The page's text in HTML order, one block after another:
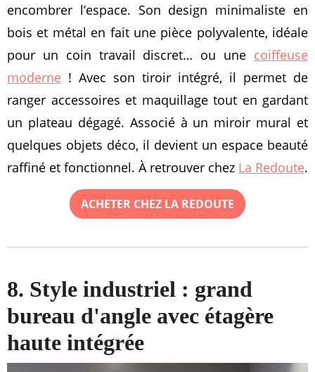
encombrer l’espace. Son design minimaliste en
bois et métal en fait une pièce polyvalente, idéale
pour un coin travail discret… ou une coiffeuse
moderne ! Avec son tiroir intégré, il permet de
ranger accessoires et maquillage tout en gardant
un plateau dégagé. Associé à un miroir mural et
quelques objets déco, il devient un espace beauté
raffiné et fonctionnel. À retrouver chez La Redoute.
ACHETER CHEZ LA REDOUTE
8. Style industriel : grand
bureau d'angle avec étagère
haute intégrée